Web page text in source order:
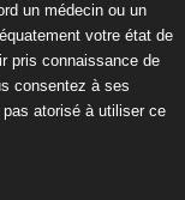
un médecin ou un
votre état de
pris connaissance de
consentez à ses
atorisé à utiliser ce